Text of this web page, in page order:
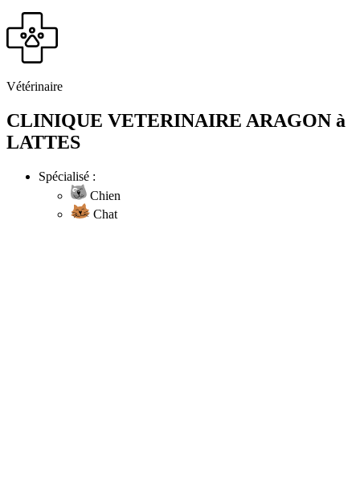
Vétérinaire
CLINIQUE VETERINAIRE ARAGON à
LATTES
Spécialisé :
Chien
Chat